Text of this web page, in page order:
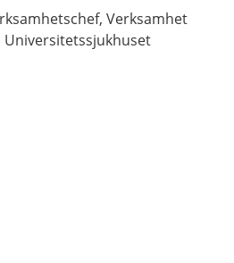
Verksamhet
Universitetssjukhuset